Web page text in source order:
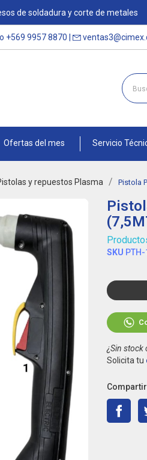
de soldadura y corte de metales
+569 9957 8870
Ofertas del mes Servicio
y repuestos Plasma Pistola
SKU
¿Sin stock
Solicita tu
Compartir